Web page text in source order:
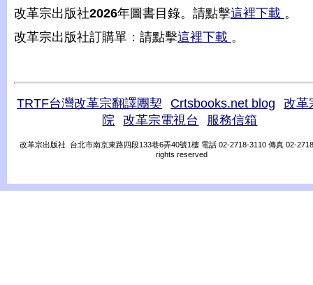
改革宗出版社2026年圖書目錄。請點擊這裡下載 。
改革宗出版社訂購單：請點擊這裡下載 。
TRTF台灣改革宗翻譯團契 Crtsbooks.net blog
改革
院
改革宗電視台 服務信箱
改革宗出版社 台北市南京東路四段133巷6弄40號1樓 電話 02-2718-3110 傳真 02-
rights reserved